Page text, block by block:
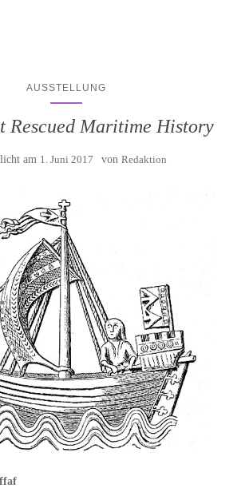
AUSSTELLUNG
Rescued Maritime History
am 1. Juni 2017 von Redaktion